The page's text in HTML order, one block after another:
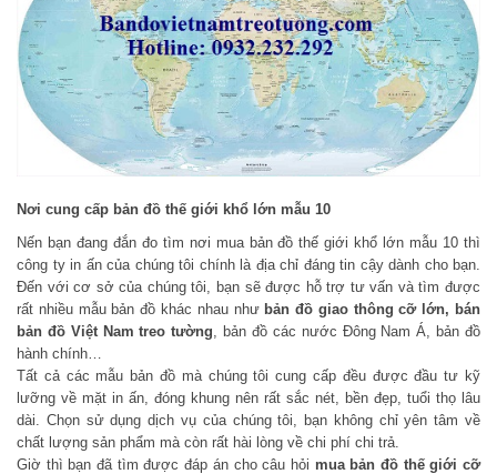
Nơi cung cấp bản đồ thế giới khổ lớn mẫu 10
Nến bạn đang đắn đo tìm nơi mua bản đồ thế giới khổ lớn mẫu 10 thì
công ty in ấn của chúng tôi chính là địa chỉ đáng tin cậy dành cho bạn.
Đến với cơ sở của chúng tôi, bạn sẽ được hỗ trợ tư vấn và tìm được
rất nhiều mẫu bản đồ khác nhau như bản đồ giao thông cỡ lớn, bán
bản đồ Việt Nam treo tường , bản đồ các nước Đông Nam Á, bản đồ
hành chính…
Tất cả các mẫu bản đồ mà chúng tôi cung cấp đều được đầu tư kỹ
lưỡng về mặt in ấn, đóng khung nên rất sắc nét, bền đẹp, tuổi thọ lâu
dài. Chọn sử dụng dịch vụ của chúng tôi, bạn không chỉ yên tâm về
chất lượng sản phẩm mà còn rất hài lòng về chi phí chi trả.
Giờ thì bạn đã tìm được đáp án cho câu hỏi mua bản đồ thế giới cỡ